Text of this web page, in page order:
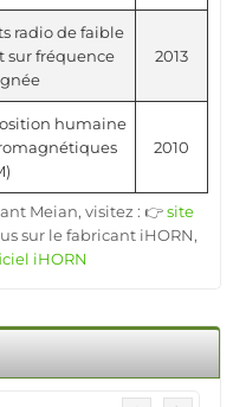
radio de faible
sur fréquence
2013
humaine
2010
Meian, visitez : 👉site
sur le fabricant iHORN,
iHORN